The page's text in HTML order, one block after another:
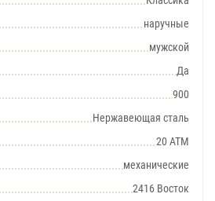
наручные
мужской
Да
900
Нержавеющая сталь
20 АТМ
механические
2416 Восток